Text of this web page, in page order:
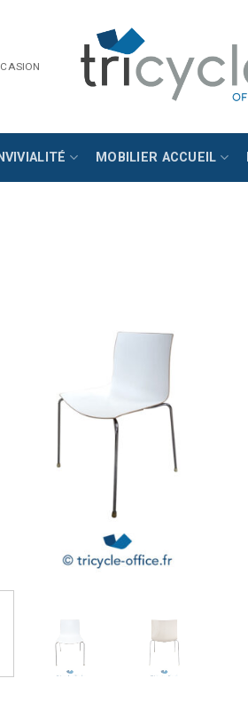
MOBILIER ACCUEIL